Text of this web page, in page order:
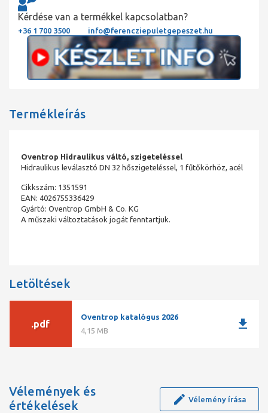
Kérdése van a termékkel kapcsolatban?
+36 1 700 3500 info@ferencziepuletgepeszet.hu
Termékleírás
Oventrop Hidraulikus váltó, szigeteléssel
Hidraulikus leválasztó DN 32 hőszigeteléssel, 1 fűtőkörhöz, acél
Cikkszám: 1351591
EAN: 4026755336429
Gyártó: Oventrop GmbH & Co. KG
A műszaki változtatások jogát fenntartjuk.
Letöltések
.pdf
Oventrop katalógus 2026
4,15 MB
download
Vélemények és
értékelések
Vélemény írása